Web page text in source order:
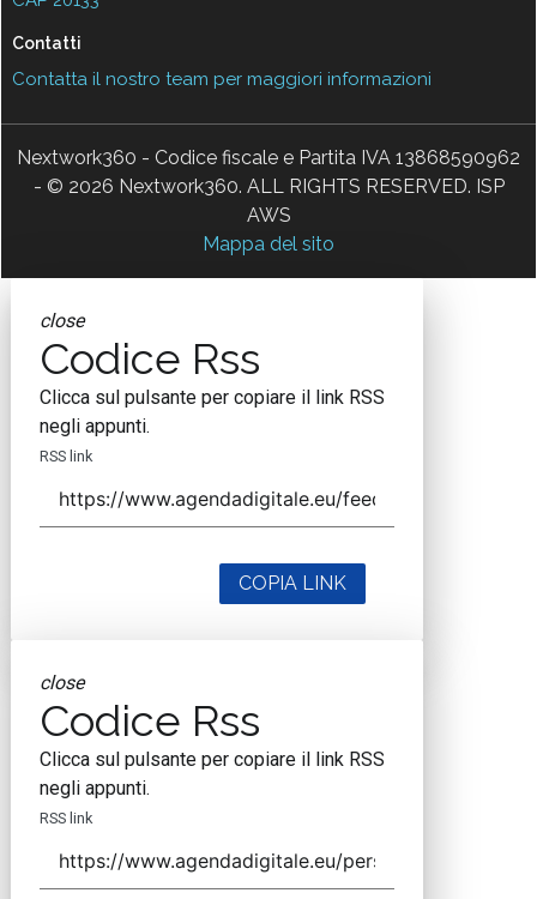
Contatti
Contatta il nostro team per maggiori informazioni
Nextwork360 - Codice fiscale e Partita IVA 13868590962
- © 2026 Nextwork360. ALL RIGHTS RESERVED. ISP
AWS
Mappa del sito
close
Codice Rss
Clicca sul pulsante per copiare il link RSS
negli appunti.
RSS link
COPIA LINK
close
Codice Rss
Clicca sul pulsante per copiare il link RSS
negli appunti.
RSS link